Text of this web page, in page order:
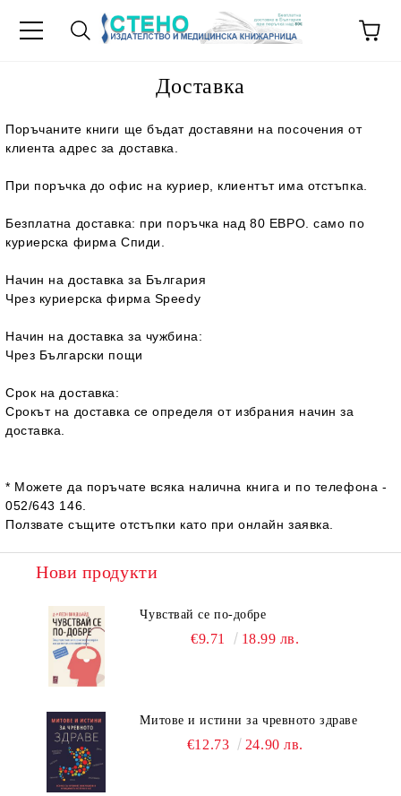
Доставка
Поръчаните книги ще бъдат доставяни на посочения от
клиента адрес за доставка.
При поръчка до офис на куриер, клиентът има отстъпка.
Безплатна доставка: при поръчка над80 ЕВРО само по
куриерска фирма Спиди.
Начин на доставка за България
Чрез куриерска фирма Speedy
Начин на доставка за чужбина:
Чрез Български пощи
Срок на доставка:
Срокът на доставка се определя от избрания начин за
доставка.
* Можете да поръчате всяка налична книга и по телефона -
052/643 146.
Ползвате същите отстъпки като при онлайн заявка.
Нови продукти
Чувствай се по-добре
€9.71 18.99 лв.
Митове и истини за чревното здраве
€12.73 24.90 лв.